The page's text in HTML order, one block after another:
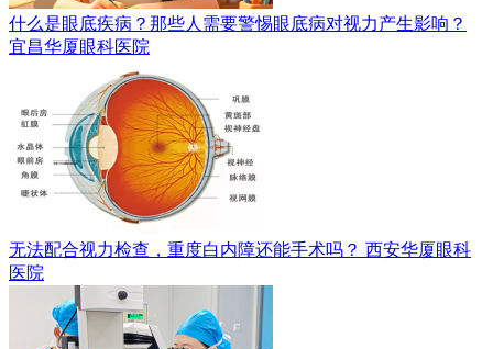
什么是眼底疾病？那些人需要警惕眼底病对视力产生影响？
宜昌华厦眼科医院
无法配合视力检查，重度白内障还能手术吗？ 西安华厦眼科
医院